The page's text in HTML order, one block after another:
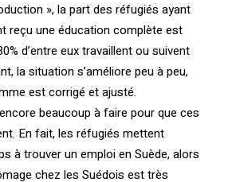
», la part des réfugiés ayant
reçu une éducation complète est
d’entre eux travaillent ou suivent
la situation s’améliore peu à peu,
est corrigé et ajusté.
beaucoup à faire pour que ces
En fait, les réfugiés mettent
à trouver un emploi en Suède, alors
chez les Suédois est très